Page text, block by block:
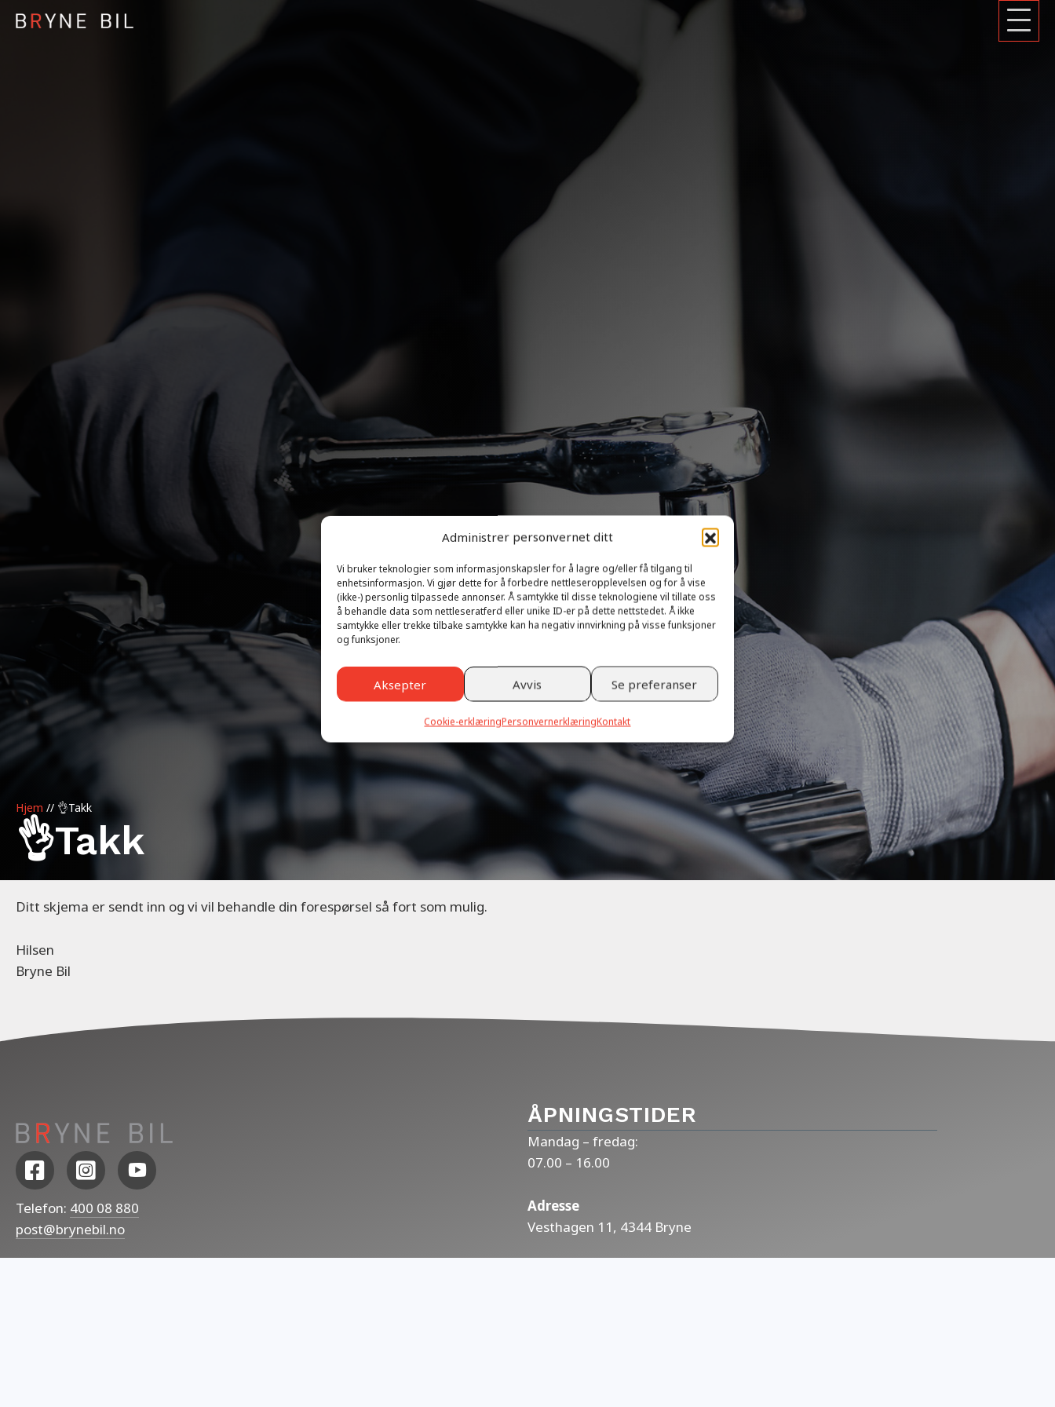
Administrer personvernet ditt
Vi bruker teknologier som informasjonskapsler for å lagre og/eller få tilgang til
enhetsinformasjon. Vi gjør dette for å forbedre nettleseropplevelsen og for å vise
(ikke-) personlig tilpassede annonser. Å samtykke til disse teknologiene vil tillate oss
å behandle data som nettleseratferd eller unike ID-er på dette nettstedet. Å ikke
samtykke eller trekke tilbake samtykke kan ha negativ innvirkning på visse funksjoner
og funksjoner.
Aksepter Avvis Se preferanser
Cookie-erklæringPersonvernerklæringKontakt
Hjem // 👌Takk
👌Takk
Ditt skjema er sendt inn og vi vil behandle din forespørsel så fort som mulig.
Hilsen
Bryne Bil
Lenke til Facebook
Lenke til Instagram
Lenke til Youtube
Telefon: 400 08 880
post@brynebil.no
ÅPNINGSTIDER
Mandag – fredag:
07.00 – 16.00
Adresse
Vesthagen 11, 4344 Bryne